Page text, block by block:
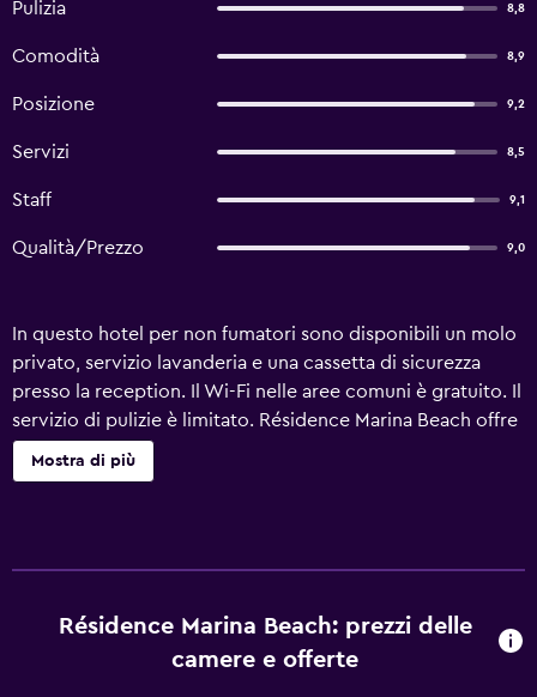
Pulizia 8,8
Comodità 8,9
Posizione 9,2
Servizi 8,5
Staff 9,1
Qualità/Prezzo 9,0
In questo hotel per non fumatori sono disponibili un molo
privato, servizio lavanderia e una cassetta di sicurezza
presso la reception. Il Wi-Fi nelle aree comuni è gratuito. Il
servizio di pulizie è limitato. Résidence Marina Beach offre
33 sistemazioni con aria condizionata, casseforti in camera
e accessori per la preparazione di caffè/tè. Queste
bagni sono dotati di doccia e set di cortesia gratuiti.
Questo hotel di Nouméa offre accesso wireless a Internet
Mostra di più
Résidence Marina Beach: prezzi delle
camere e offerte